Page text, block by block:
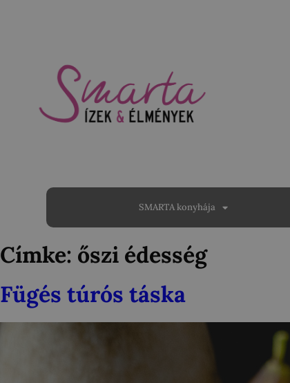
SMARTA konyhája
Címke: őszi édesség
Fügés túrós táska